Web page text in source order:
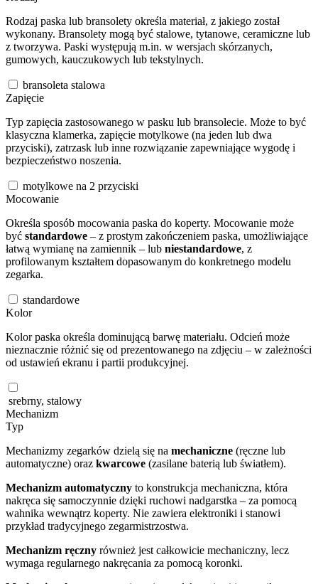
Rodzaj paska lub bransolety określa materiał, z jakiego został
wykonany. Bransolety mogą być stalowe, tytanowe, ceramiczne lub
z tworzywa. Paski występują m.in. w wersjach skórzanych,
gumowych, kauczukowych lub tekstylnych.
bransoleta stalowa
Zapięcie
Typ zapięcia zastosowanego w pasku lub bransolecie. Może to być
klasyczna klamerka, zapięcie motylkowe (na jeden lub dwa
przyciski), zatrzask lub inne rozwiązanie zapewniające wygodę i
bezpieczeństwo noszenia.
motylkowe na 2 przyciski
Mocowanie
Określa sposób mocowania paska do koperty. Mocowanie może
być standardowe – z prostym zakończeniem paska, umożliwiające
łatwą wymianę na zamiennik – lub niestandardowe, z
profilowanym kształtem dopasowanym do konkretnego modelu
zegarka.
standardowe
Kolor
Kolor paska określa dominującą barwę materiału. Odcień może
nieznacznie różnić się od prezentowanego na zdjęciu – w zależności
od ustawień ekranu i partii produkcyjnej.
srebrny, stalowy
Mechanizm
Typ
Mechanizmy zegarków dzielą się na mechaniczne (ręczne lub
automatyczne) oraz kwarcowe (zasilane baterią lub światłem).
Mechanizm automatyczny to konstrukcja mechaniczna, która
nakręca się samoczynnie dzięki ruchowi nadgarstka – za pomocą
wahnika wewnątrz koperty. Nie zawiera elektroniki i stanowi
przykład tradycyjnego zegarmistrzostwa.
Mechanizm ręczny również jest całkowicie mechaniczny, lecz
wymaga regularnego nakręcania za pomocą koronki.